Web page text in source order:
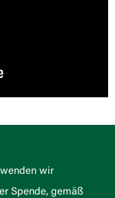
wir
Spende, gemäß